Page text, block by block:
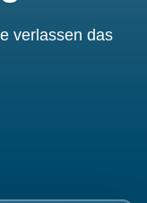
verlassen das